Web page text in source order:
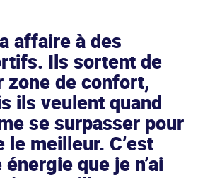
affaire à des
Ils sortent de
zone de confort,
ils veulent quand
se surpasser pour
le meilleur. C’est
énergie que je n’ai